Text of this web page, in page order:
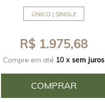
ÚNICO | SINGLE
R$ 1.975,68
Compre em até 10 x sem juros
COMPRAR